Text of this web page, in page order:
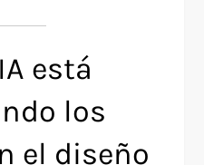
está
los
el diseño